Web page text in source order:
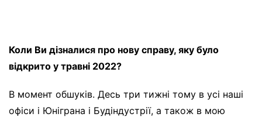
Коли Ви дізналися про нову справу, яку було
відкрито у травні 2022?
В момент обшуків. Десь три тижні тому в усі наші
офіси і Юніграна і Будіндустрії, а також в мою